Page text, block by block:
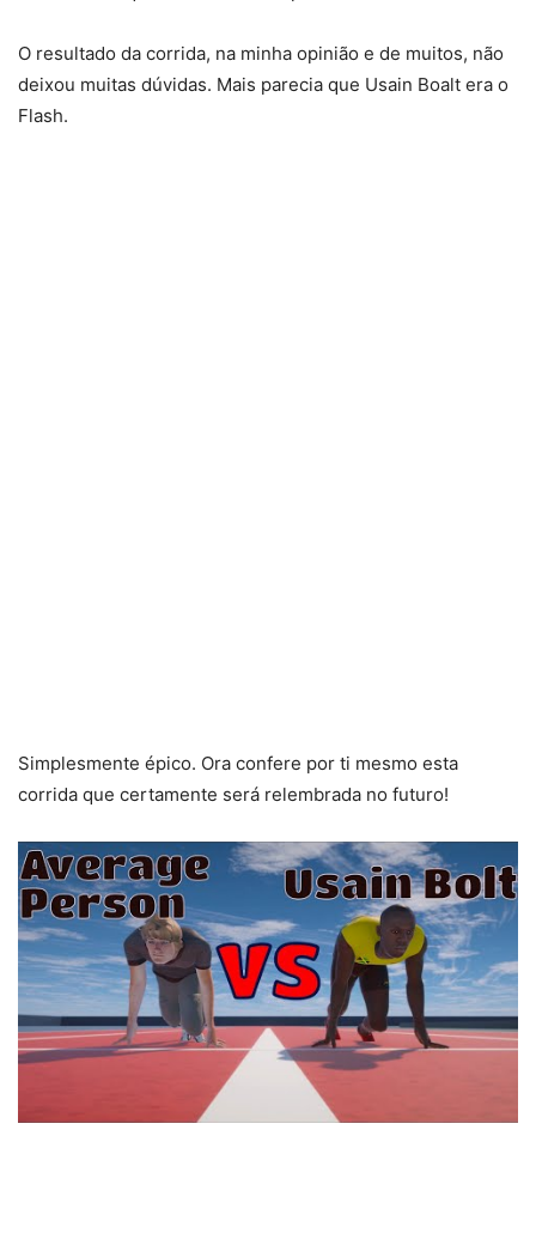
O resultado da corrida, na minha opinião e de muitos, não
deixou muitas dúvidas. Mais parecia que Usain Boalt era o
Flash.
Simplesmente épico. Ora confere por ti mesmo esta
corrida que certamente será relembrada no futuro!